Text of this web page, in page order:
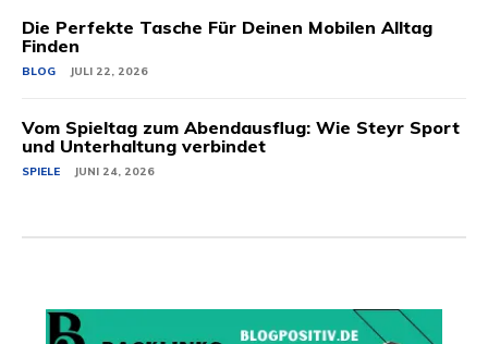
Die Perfekte Tasche Für Deinen Mobilen Alltag
Finden
BLOG JULI 22, 2026
Vom Spieltag zum Abendausflug: Wie Steyr Sport
und Unterhaltung verbindet
SPIELE JUNI 24, 2026